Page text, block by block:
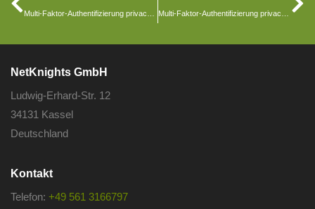
NetKnights GmbH
Ludwig-Erhard-Str. 12
34131 Kassel
Deutschland
Kontakt
Telefon: +49 561 3166797